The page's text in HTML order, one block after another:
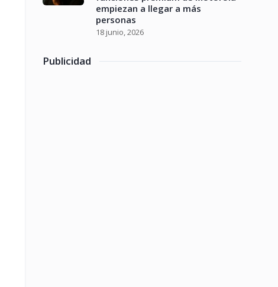
empiezan a llegar a más
personas
18 junio, 2026
Publicidad